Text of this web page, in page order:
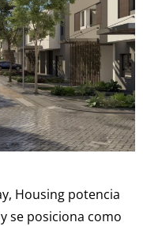
Housing potencia
se posiciona como